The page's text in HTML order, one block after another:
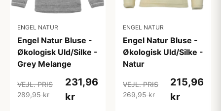
ENGEL NATUR
Engel Natur Bluse -
Økologisk Uld/Silke -
Grey Melange
VEJL. PRIS
289,95 kr
231,96
kr
ENGEL NATUR
Engel Natur Bluse -
Økologisk Uld/Silke -
Natur
VEJL. PRIS
269,95 kr
215,96
kr